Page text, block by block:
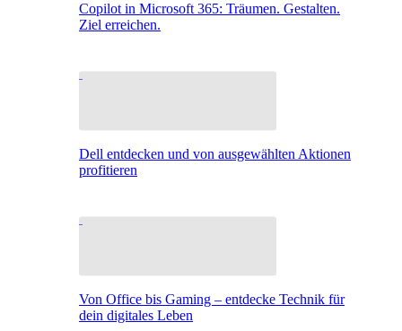
Copilot in Microsoft 365: Träumen. Gestalten.
Ziel erreichen.
Dell entdecken und von ausgewählten Aktionen
profitieren
Von Office bis Gaming – entdecke Technik für
dein digitales Leben